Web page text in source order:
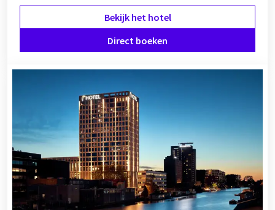
Bekijk het hotel
Direct boeken